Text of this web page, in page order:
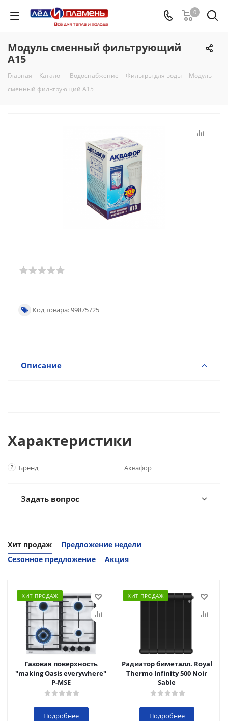
0
Модуль сменный фильтрующий
А15
Главная - Каталог - Водоснабжение - Фильтры для воды - Модуль
сменный фильтрующий А15
Код товара: 99875725
Описание
Характеристики
? Бренд Аквафор
Задать вопрос
Хит продаж
Предложение недели
Сезонное предложение
Акция
ХИТ ПРОДАЖ
Газовая поверхность
"making Oasis everywhere"
P-MSE
Подробнее
ХИТ ПРОДАЖ
Радиатор биметалл. Royal
Thermo Infinity 500 Noir
Sable
Подробнее